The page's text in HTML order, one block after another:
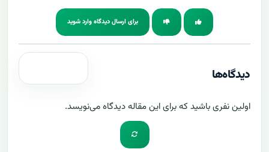
برای ارسال دیدگاه وارد شوید
دیدگاه‌ها
اولین نفری باشید که برای این مقاله دیدگاه می‌نویسد.